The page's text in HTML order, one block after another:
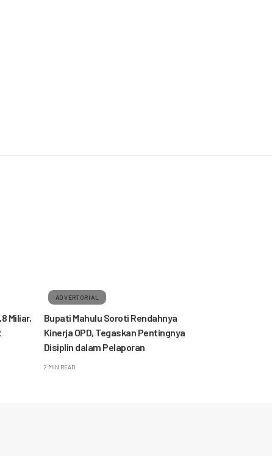
Miliar,
ADVERTORIAL
Bupati Mahulu Soroti Rendahnya
Kinerja OPD, Tegaskan Pentingnya
Disiplin dalam Pelaporan
2 MIN READ